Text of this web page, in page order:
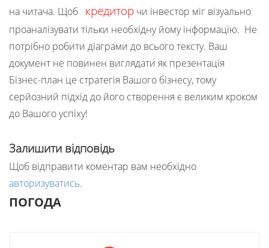
на читача. Щоб кредитор чи інвестор міг візуально
проаналізувати тільки необхідну йому інформацію. Не
потрібно робити діаграми до всього тексту. Ваш
документ не повинен виглядати як презентація
Бізнес-план це стратегія Вашого бізнесу, тому
серйозний підхід до його створення є великим кроком
до Вашого успіху!
Залишити відповідь
Щоб відправити коментар вам необхідно
авторизуватись.
ПОГОДА